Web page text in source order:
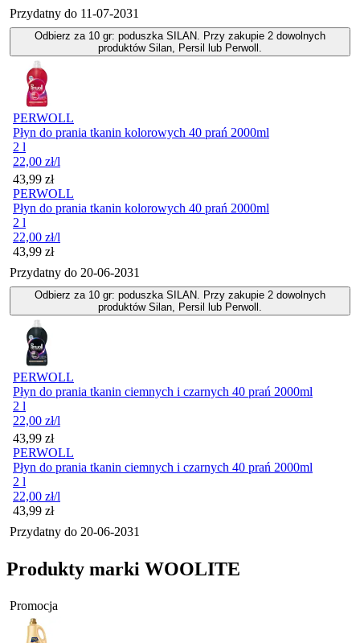
Przydatny do 11-07-2031
Odbierz za 10 gr: poduszka SILAN. Przy zakupie 2 dowolnych
produktów Silan, Persil lub Perwoll.
PERWOLL
Płyn do prania tkanin kolorowych 40 prań 2000ml
2 l
22,00 zł/l
Cena
43,99 zł
PERWOLL
Płyn do prania tkanin kolorowych 40 prań 2000ml
2 l
22,00 zł/l
Cena
43,99 zł
Przydatny do 20-06-2031
Odbierz za 10 gr: poduszka SILAN. Przy zakupie 2 dowolnych
produktów Silan, Persil lub Perwoll.
PERWOLL
Płyn do prania tkanin ciemnych i czarnych 40 prań 2000ml
2 l
22,00 zł/l
Cena
43,99 zł
PERWOLL
Płyn do prania tkanin ciemnych i czarnych 40 prań 2000ml
2 l
22,00 zł/l
Cena
43,99 zł
Przydatny do 20-06-2031
Produkty marki WOOLITE
Promocja